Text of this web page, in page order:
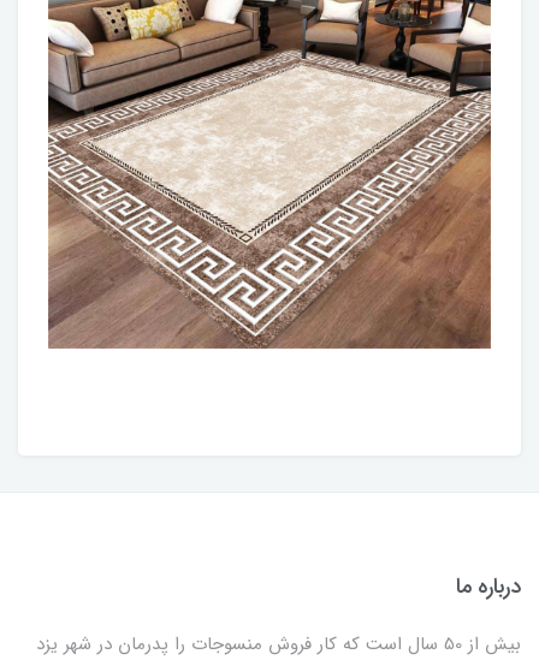
درباره ما
بیش از 50 سال است که کار فروش منسوجات را پدرمان در شهر یزد